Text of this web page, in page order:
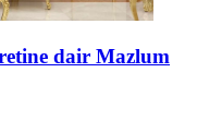
dair Mazlum